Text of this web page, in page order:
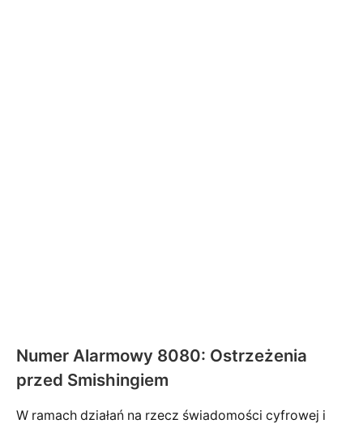
Numer Alarmowy 8080: Ostrzeżenia
przed Smishingiem
W ramach działań na rzecz świadomości cyfrowej i